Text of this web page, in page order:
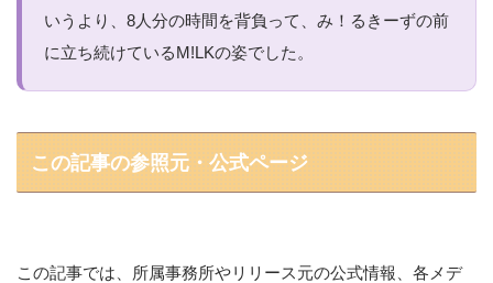
いうより、8人分の時間を背負って、み！るきーずの前
に立ち続けているM!LKの姿でした。
この記事の参照元・公式ページ
この記事では、所属事務所やリリース元の公式情報、各メデ